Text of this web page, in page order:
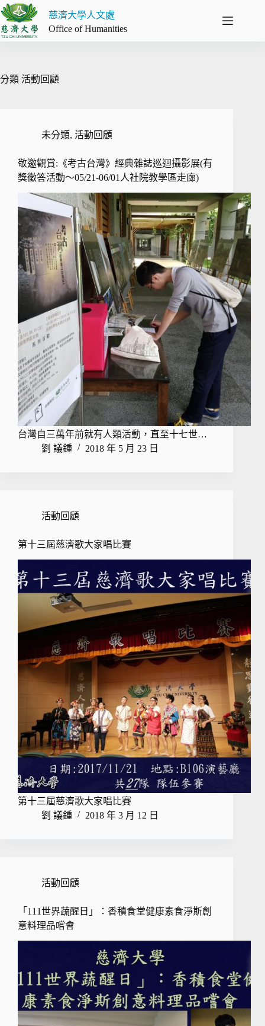
跳
至
主
容
慈濟大學人文處
Office of Humanities
分類 活動回顧
未分類, 活動回顧
敬邀觀賞:《考古台灣》經典雜誌巡迴攝影展(有
獎徵答活動～05/21-06/01人社院教學區走廊)
台灣自三萬年前就有人類活動，直至十七世…
劉 議鍾
2018 年 5 月 23 日
活動回顧
第十三屆慈濟歌大家唱比賽
第十三屆慈濟歌大家唱比賽
劉 議鍾
2018 年 3 月 12 日
活動回顧
「111世界蔬醒日」：香積食堂健康素食淨斯創
意料理品嚐會